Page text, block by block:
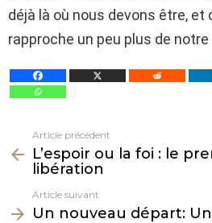
déjà là où nous devons être, et
rapproche un peu plus de
plus
Article précédent
L’espoir ou la foi : le
libération
Article suivant
Un nouveau départ: